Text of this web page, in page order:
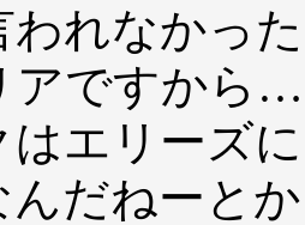
われなかっ
アですから
エリーズ
んだねーと